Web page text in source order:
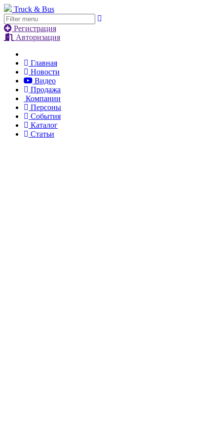
Truck & Bus
Регистрация
Авторизация
Главная
Новости
Видео
Продажа
Компании
Персоны
События
Каталог
Статьи